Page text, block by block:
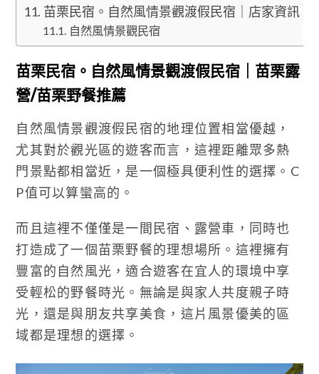
苗栗民宿。自然風情景觀渡假民宿｜店家資訊
自然風情景觀民宿
苗栗民宿。自然風情景觀渡假民宿｜苗栗露
營/苗栗野餐推薦
自然風情景觀渡假民宿的地理位置相當優越，
尤其對於觀光區的遊客而言，這裡距離眾多熱
門景點都相當近，是一個極具便利性的選擇。C
P值可以算蠻高的。
而且這裡不僅僅是一間民宿、露營車，同時也
打造成了一個苗栗野餐的理想場所。這裡擁有
豐富的自然風光，適合遊客在宜人的環境中享
受輕松的野餐時光。無論是與家人共度親子時
光，還是與朋友共享美食，這片風景優美的區
域都是理想的選擇。